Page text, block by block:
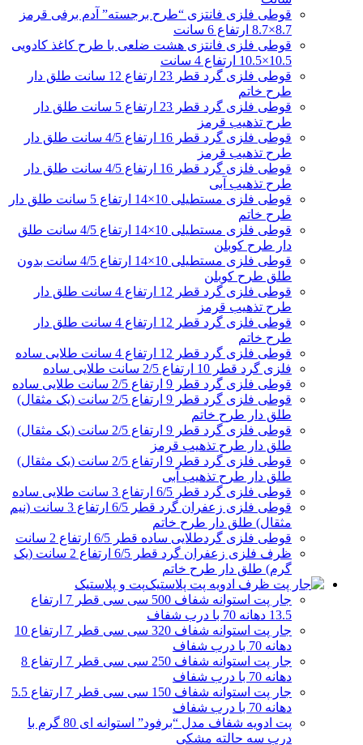
قوطی فلزی فانتزی “طرح برجسته” آدم برفی قرمز
8.7×8.7 ارتفاع 6 سانت
قوطی فلزی فانتزی هشت ضلعی با طرح کاغذ کادویی
10.5×10.5 ارتفاع 4 سانت
قوطی فلزی گرد قطر 23 ارتفاع 12 سانت طلق دار
طرح خاتم
قوطی فلزی گرد قطر 23 ارتفاع 5 سانت طلق دار
طرح تذهیب قرمز
قوطی فلزی گرد قطر 16 ارتفاع 4/5 سانت طلق دار
طرح تذهیب قرمز
قوطی فلزی گرد قطر 16 ارتفاع 4/5 سانت طلق دار
طرح تذهیب آبی
قوطی فلزی مستطیلی 10×14 ارتفاع 5 سانت طلق دار
طرح خاتم
قوطی فلزی مستطیلی 10×14 ارتفاع 4/5 سانت طلق
دار طرح کوبلن
قوطی فلزی مستطیلی 10×14 ارتفاع 4/5 سانت بدون
طلق طرح کوبلن
قوطی فلزی گرد قطر 12 ارتفاع 4 سانت طلق دار
طرح تذهیب قرمز
قوطی فلزی گرد قطر 12 ارتفاع 4 سانت طلق دار
طرح خاتم
قوطی فلزی گرد قطر 12 ارتفاع 4 سانت طلایی ساده
فلزی گرد قطر 10 ارتفاع 2/5 سانت طلایی ساده
قوطی فلزی گرد قطر 9 ارتفاع 2/5 سانت طلایی ساده
قوطی فلزی گرد قطر 9 ارتفاع 2/5 سانت (یک مثقال)
طلق دار طرح خاتم
قوطی فلزی گرد قطر 9 ارتفاع 2/5 سانت (یک مثقال)
طلق دار طرح تذهیب قرمز
قوطی فلزی گرد قطر 9 ارتفاع 2/5 سانت (یک مثقال)
طلق دار طرح تذهیب آبی
قوطی فلزی گرد قطر 6/5 ارتفاع 3 سانت طلایی ساده
قوطی فلزی زعفران گرد قطر 6/5 ارتفاع 3 سانت (نیم
مثقال) طلق دار طرح خاتم
قوطی فلزی گردطلایی ساده قطر 6/5 ارتفاع 2 سانت
ظرف فلزی زعفران گرد قطر 6/5 ارتفاع 2 سانت (یک
گرم) طلق دار طرح خاتم
پت و پلاستیک
جار پت استوانه شفاف 500 سی سی قطر 7 ارتفاع
13.5 دهانه 70 با درب شفاف
جار پت استوانه شفاف 320 سی سی قطر 7 ارتفاع 10
دهانه 70 با درب شفاف
جار پت استوانه شفاف 250 سی سی قطر 7 ارتفاع 8
دهانه 70 با درب شفاف
جار پت استوانه شفاف 150 سی سی قطر 7 ارتفاع 5.5
دهانه 70 با درب شفاف
پت ادویه شفاف مدل “برفود” استوانه ای 80 گرم با
درب سه حالته مشکی